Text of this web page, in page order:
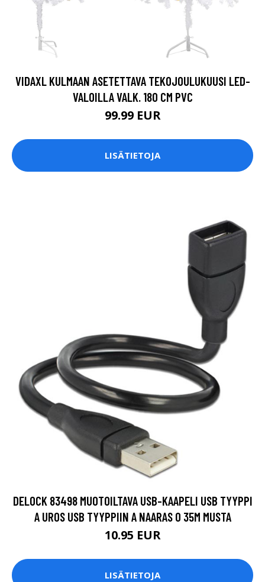
VIDAXL KULMAAN ASETETTAVA TEKOJOULUKUUSI LED-
VALOILLA VALK. 180 CM PVC
99.99 EUR
LISÄTIETOJA
DELOCK 83498 MUOTOILTAVA USB-KAAPELI USB TYYPPI
A UROS USB TYYPPIIN A NAARAS 0 35M MUSTA
10.95 EUR
LISÄTIETOJA